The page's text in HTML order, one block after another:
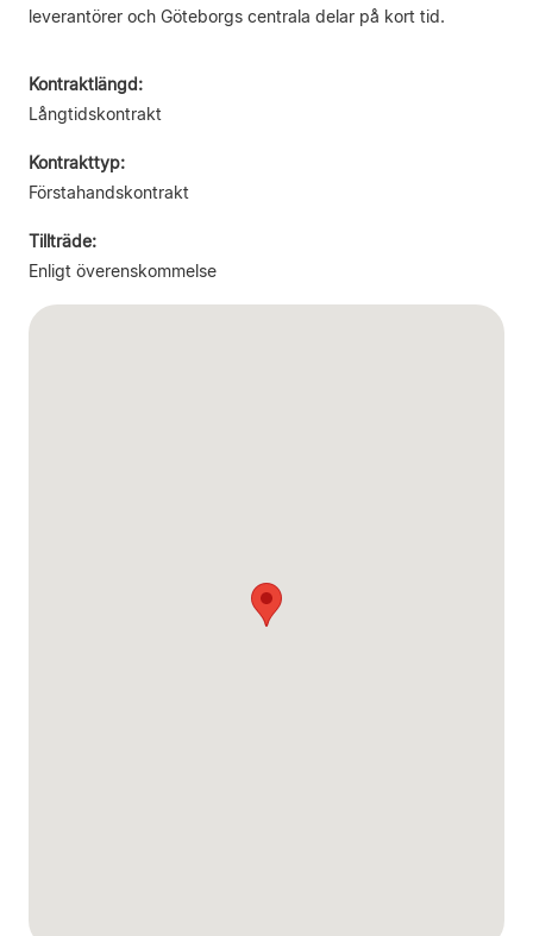
leverantörer och Göteborgs centrala delar på kort tid.
Kontraktlängd:
Långtidskontrakt
Kontrakttyp:
Förstahandskontrakt
Tillträde:
Enligt överenskommelse